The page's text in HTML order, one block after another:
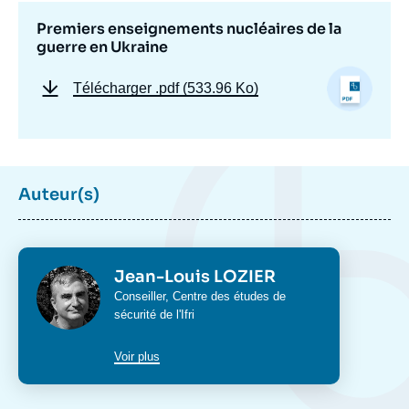
Premiers enseignements nucléaires de la
guerre en Ukraine
Télécharger .pdf (533.96 Ko)
Auteur(s)
Photo Jean-Louis LOZIER
Intitulé
du
Conseiller, Centre des études de
sécurité de l'Ifri
Voir plus
de
la
publication
Jean-Louis LOZIER, « Premiers